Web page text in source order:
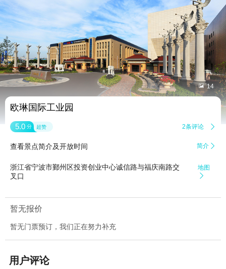
 14
欧琳国际工业园
5.0 分 超赞 2条评论 
查看景点简介及开放时间 简介 
浙江省宁波市鄞州区投资创业中心诚信路与福庆南路交
叉口
地图

暂无报价
暂无门票预订，我们正在努力补充
用户评论
